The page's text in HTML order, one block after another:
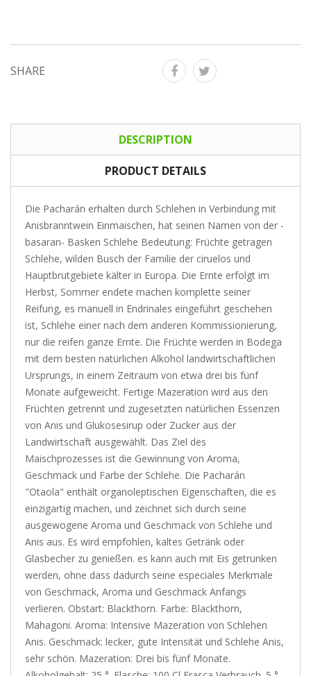
SHARE
DESCRIPTION
PRODUCT DETAILS
Die Pacharán erhalten durch Schlehen in Verbindung mit
Anisbranntwein Einmaischen, hat seinen Namen von der -
basaran- Basken Schlehe Bedeutung: Früchte getragen
Schlehe, wilden Busch der Familie der ciruelos und
Hauptbrutgebiete kälter in Europa. Die Ernte erfolgt im
Herbst, Sommer endete machen komplette seiner
Reifung, es manuell in Endrinales eingeführt geschehen
ist, Schlehe einer nach dem anderen Kommissionierung,
nur die reifen ganze Ernte. Die Früchte werden in Bodega
mit dem besten natürlichen Alkohol landwirtschaftlichen
Ursprungs, in einem Zeitraum von etwa drei bis fünf
Monate aufgeweicht. Fertige Mazeration wird aus den
Früchten getrennt und zugesetzten natürlichen Essenzen
von Anis und Glukosesirup oder Zucker aus der
Landwirtschaft ausgewählt. Das Ziel des
Maischprozesses ist die Gewinnung von Aroma,
Geschmack und Farbe der Schlehe. Die Pacharán
"Otaola" enthält organoleptischen Eigenschaften, die es
einzigartig machen, und zeichnet sich durch seine
ausgewogene Aroma und Geschmack von Schlehe und
Anis aus. Es wird empfohlen, kaltes Getränk oder
Glasbecher zu genießen. es kann auch mit Eis getrunken
werden, ohne dass dadurch seine especiales Merkmale
von Geschmack, Aroma und Geschmack Anfangs
verlieren. Obstart: Blackthorn. Farbe: Blackthorn,
Mahagoni. Aroma: Intensive Mazeration von Schlehen
Anis. Geschmack: lecker, gute Intensität und Schlehe Anis,
sehr schön. Mazeration: Drei bis fünf Monate.